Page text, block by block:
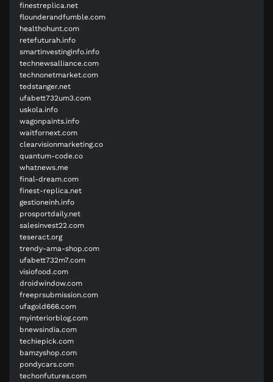
finestreplica.net
flounderandfumble.com
healthohunt.com
retefuturah.info
smartinvestinginfo.info
technewsalliance.com
technonetmarket.com
tedstanger.net
ufabett732um3.com
uskola.info
wagonpaints.info
waitfornext.com
clearvisionmarketing.co
quantum-code.co
whatnews.me
final-dream.com
finest-replica.net
gestioneinh.info
prosportdaily.net
salesinvest22.com
teseract.org
trendy-ama-shop.com
ufabett732m7.com
visiofood.com
droidwindow.com
freeprsubmission.com
ufagold666.com
myinteriorblog.com
bnewsindia.com
techiepick.com
bamzyshop.com
pondycars.com
techonfutures.com